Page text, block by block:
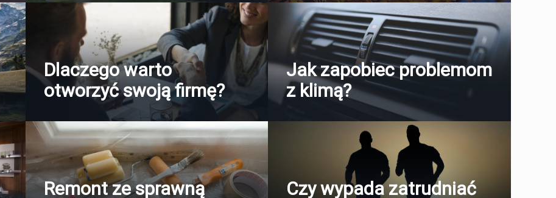
Dlaczego warto
otworzyć swoją firmę?
Jak zapobiec problemom
z klimą?
Remont ze sprawną Czy wypada zatrudniać